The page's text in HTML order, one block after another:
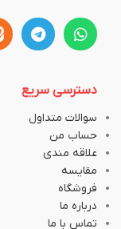
دسترسی سریع
سوالات متداول
حساب من
علاقه مندی
مقایسه
فروشگاه
درباره ما
تماس با ما